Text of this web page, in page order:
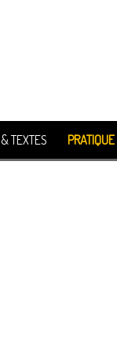
TEXTES PRATIQUE